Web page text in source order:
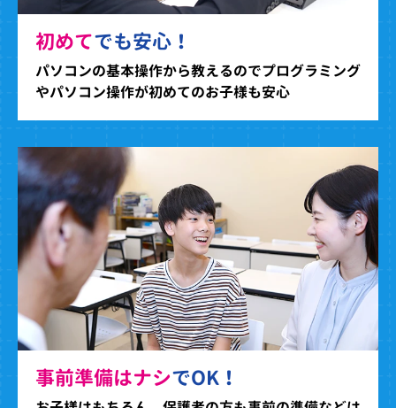
初めてでも安心！
パソコンの基本操作から教えるのでプログラミング
やパソコン操作が初めてのお子様も安心
事前準備はナシでOK！